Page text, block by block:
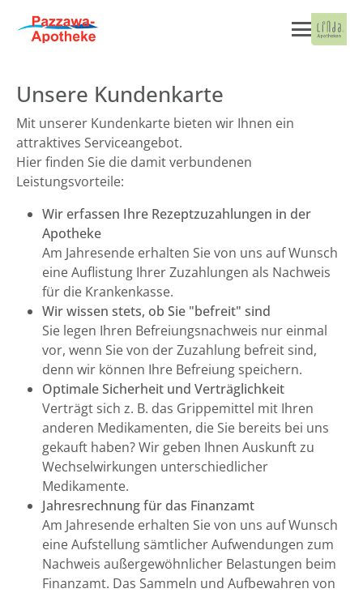
Unsere Kundenkarte
Mit unserer Kundenkarte bieten wir Ihnen ein
attraktives Serviceangebot.
Hier finden Sie die damit verbundenen
Leistungsvorteile:
Wir erfassen Ihre Rezeptzuzahlungen in der
Apotheke
Am Jahresende erhalten Sie von uns auf Wunsch
eine Auflistung Ihrer Zuzahlungen als Nachweis
für die Krankenkasse.
Wir wissen stets, ob Sie "befreit" sind
Sie legen Ihren Befreiungsnachweis nur einmal
vor, wenn Sie von der Zuzahlung befreit sind,
denn wir können Ihre Befreiung speichern.
Optimale Sicherheit und Verträglichkeit
Verträgt sich z. B. das Grippemittel mit Ihren
anderen Medikamenten, die Sie bereits bei uns
gekauft haben? Wir geben Ihnen Auskunft zu
Wechselwirkungen unterschiedlicher
Medikamente.
Jahresrechnung für das Finanzamt
Am Jahresende erhalten Sie von uns auf Wunsch
eine Aufstellung sämtlicher Aufwendungen zum
Nachweis außergewöhnlicher Belastungen beim
Finanzamt. Das Sammeln und Aufbewahren von